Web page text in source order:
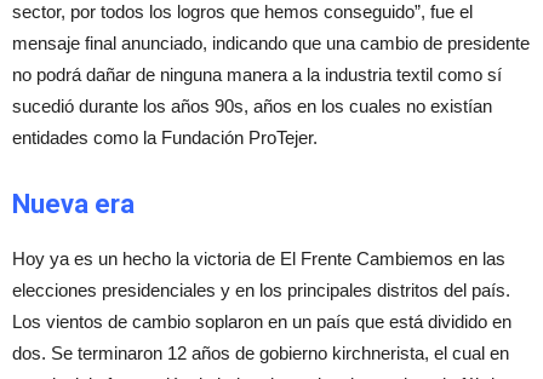
sector, por todos los logros que hemos conseguido”, fue el
mensaje final anunciado, indicando que una cambio de presidente
no podrá dañar de ninguna manera a la industria textil como sí
sucedió durante los años 90s, años en los cuales no existían
entidades como la Fundación ProTejer.
Nueva era
Hoy ya es un hecho la victoria de El Frente Cambiemos en las
elecciones presidenciales y en los principales distritos del país.
Los vientos de cambio soplaron en un país que está dividido en
dos. Se terminaron 12 años de gobierno kirchnerista, el cual en